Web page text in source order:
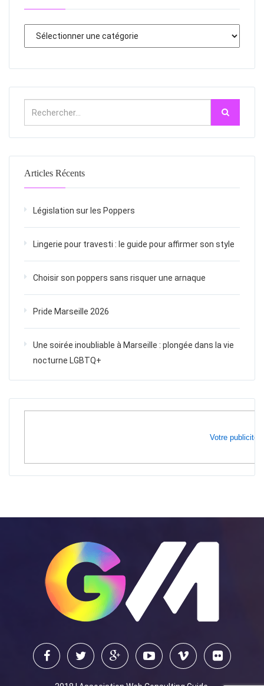
Articles Récents
Législation sur les Poppers
Lingerie pour travesti : le guide pour affirmer son style
Choisir son poppers sans risquer une arnaque
Pride Marseille 2026
Une soirée inoubliable à Marseille : plongée dans la vie
nocturne LGBTQ+
Votre publicité